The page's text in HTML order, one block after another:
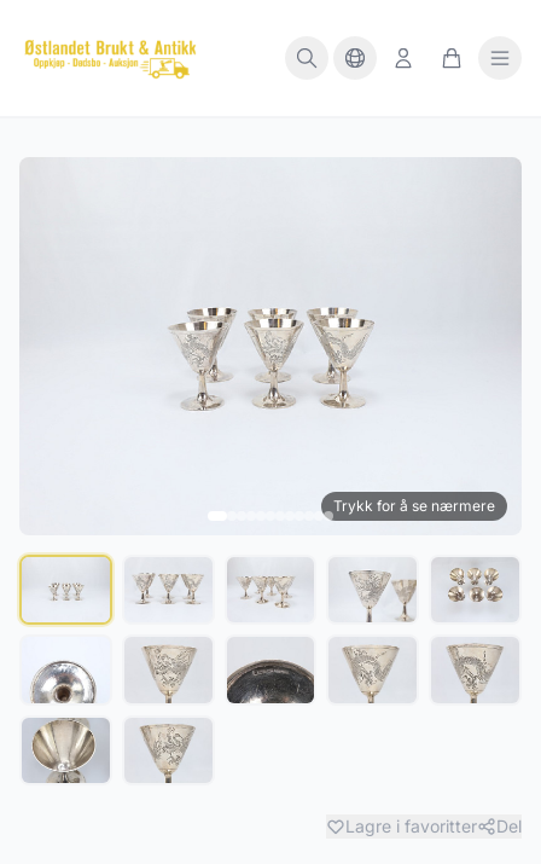
Trykk for å se nærmere
Lagre i favoritter Del